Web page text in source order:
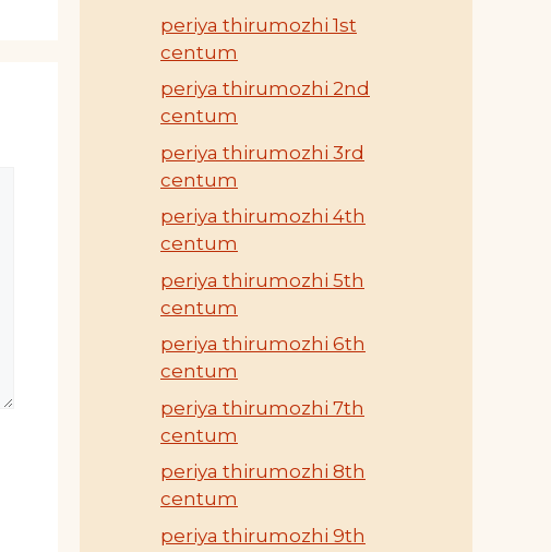
periya thirumozhi 1st
centum
periya thirumozhi 2nd
centum
periya thirumozhi 3rd
centum
periya thirumozhi 4th
centum
periya thirumozhi 5th
centum
periya thirumozhi 6th
centum
periya thirumozhi 7th
centum
periya thirumozhi 8th
centum
periya thirumozhi 9th